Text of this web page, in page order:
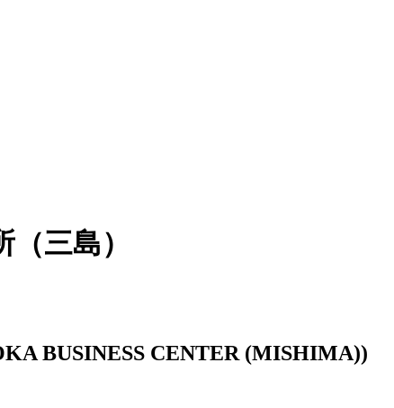
三島）
BUSINESS CENTER (MISHIMA))